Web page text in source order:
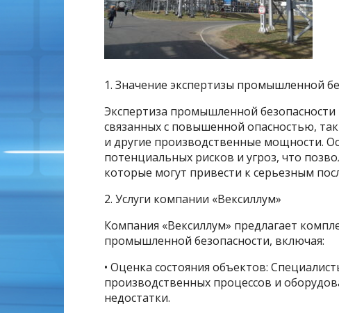
1. Значение экспертизы промышленной
Экспертиза промышленной
связанных с повышенной опасностью,
и другие производственные мощности.
потенциальных рисков и угроз, что
которые могут привести к серьезным
2. Услуги компании «Вексиллум»
Компания «Вексиллум» предлагает
промышленной безопасности, включая:
• Оценка состояния объектов:
производственных процессов и
недостатки.